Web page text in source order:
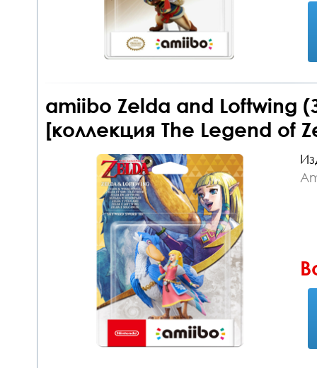
amiibo Zelda and Loftwing
[коллекция The Legend of